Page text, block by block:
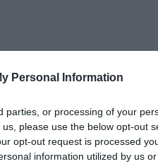
Personal Information
parties, or processing of your
please use the below opt-out
opt-out request is processed
information utilized by us
800+. Nowa propozycja dla
Policzyliśmy, ile może
2200 do 2700 zł